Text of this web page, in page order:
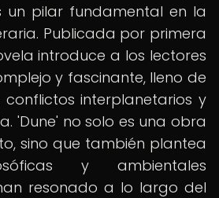
un pilar fundamental en la
Publicada por primera
introduce a los lectores
y fascinante, lleno de
interplanetarios y
'Dune' no solo es una obra
sino que también plantea
y ambientales
resonado a lo largo del